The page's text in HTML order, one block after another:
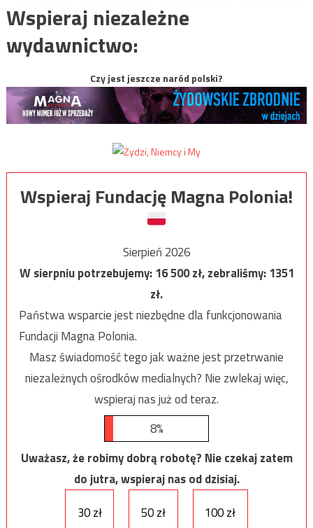
Wspieraj niezależne
wydawnictwo:
Czy jest jeszcze naród polski?
Wspieraj Fundację Magna Polonia!
Sierpień 2026
W sierpniu potrzebujemy:16 500zł, zebraliśmy:1351
zł.
Państwa wsparcie jest niezbędne dla funkcjonowania
Fundacji Magna Polonia.
Masz świadomość tego jak ważne jest przetrwanie
niezależnych ośrodków medialnych? Nie zwlekaj więc,
wspieraj nas już od teraz.
8%
Uważasz, że robimy dobrą robotę? Nie czekaj zatem
do jutra, wspieraj nas od dzisiaj.
30 zł
50 zł 100 zł